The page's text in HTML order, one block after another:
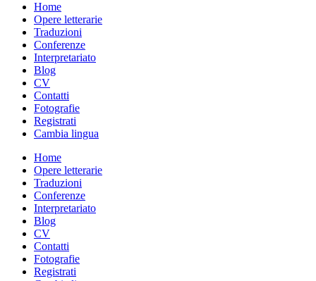
Home
Opere letterarie
Traduzioni
Conferenze
Interpretariato
Blog
CV
Contatti
Fotografie
Registrati
Cambia lingua
Home
Opere letterarie
Traduzioni
Conferenze
Interpretariato
Blog
CV
Contatti
Fotografie
Registrati